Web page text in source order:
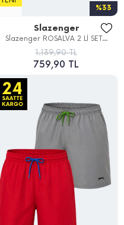
%33
Slazenger
Slazenger ROSALVA 2 Lİ SET...
1.139,90 TL
759,90 TL